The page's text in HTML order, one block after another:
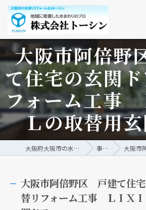
大阪市阿倍
て住宅の玄関
フォーム工事
Ｌの取替用
大阪府大阪市の水回りリフォームなら株式会社トーシン 事例/ブログ 大阪市阿倍野区 戸建
大阪市阿倍野区 戸建て住
替リフォーム工事 ＬＩＸ